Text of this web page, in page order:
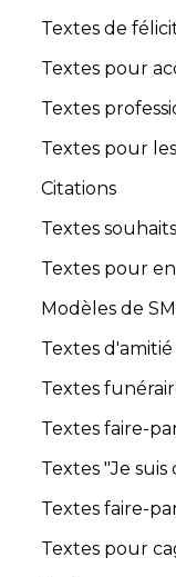
Textes de
Textes pour
Textes
Textes pour
Citations
Textes souhaits
Textes pour
Modèles de
Textes d'amitié
Textes
Textes faire-
Textes "Je suis
Textes faire-
Textes pour